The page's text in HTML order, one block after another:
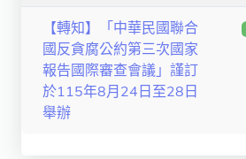
研究中心
通識教學部
獨立學術單位
【轉知】「中華民國聯合
國反貪腐公約第三次國家
報告國際審查會議」謹訂
於115年8月24日至28日
舉辦